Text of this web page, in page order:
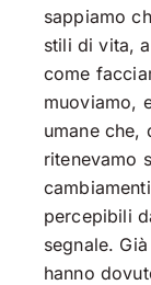
sappiamo
stili di vita,
come
muoviamo,
umane che,
ritenevamo
percepibili
segnale.
hanno